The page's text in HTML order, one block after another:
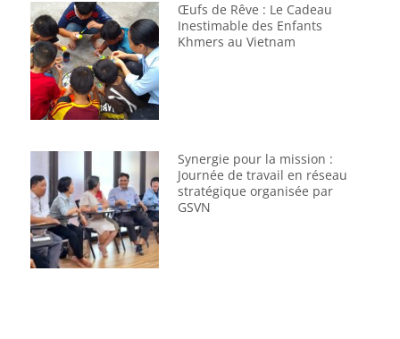
Œufs de Rêve : Le Cadeau
Inestimable des Enfants
Khmers au Vietnam
Synergie pour la mission :
Journée de travail en réseau
stratégique organisée par
GSVN